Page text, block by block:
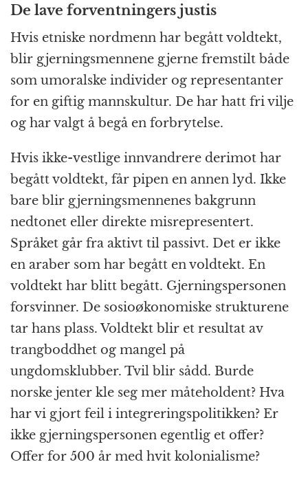
De lave forventningers justis
Hvis etniske nordmenn har begått voldtekt,
blir gjerningsmennene gjerne fremstilt både
som umoralske individer og representanter
for en giftig mannskultur. De har hatt fri vilje
og har valgt å begå en forbrytelse.
Hvis ikke-vestlige innvandrere derimot har
begått voldtekt, får pipen en annen lyd. Ikke
bare blir gjerningsmennenes bakgrunn
nedtonet eller direkte misrepresentert.
Språket går fra aktivt til passivt. Det er ikke
en araber som har begått en voldtekt. En
voldtekt har blitt begått. Gjerningspersonen
forsvinner. De sosioøkonomiske strukturene
tar hans plass. Voldtekt blir et resultat av
trangboddhet og mangel på
ungdomsklubber. Tvil blir sådd. Burde
norske jenter kle seg mer måteholdent? Hva
har vi gjort feil i integreringspolitikken? Er
ikke gjerningspersonen egentlig et offer?
Offer for 500 år med hvit kolonialisme?